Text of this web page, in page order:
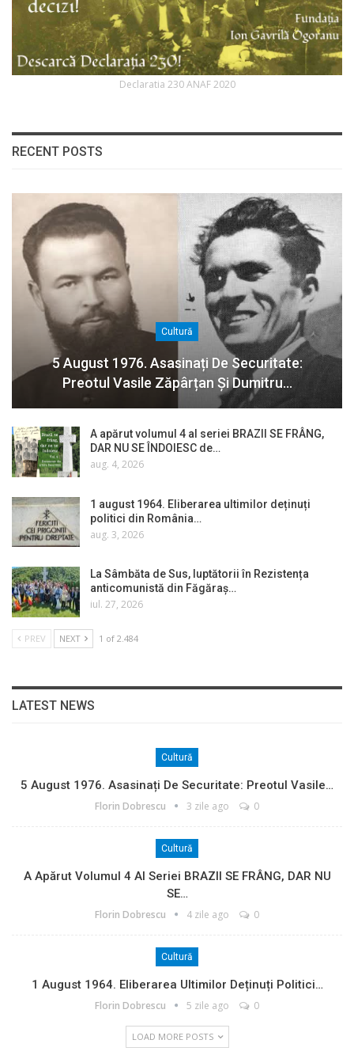
Declaratia 230 ANAF 2020
RECENT POSTS
Cultură
5 August 1976. Asasinați De Securitate:
Preotul Vasile Zăpârțan Și Dumitru…
A apărut volumul 4 al seriei BRAZII SE FRÂNG,
DAR NU SE ÎNDOIESC de…
aug. 4, 2026
1 august 1964. Eliberarea ultimilor deținuți
politici din România…
aug. 3, 2026
La Sâmbăta de Sus, luptătorii în Rezistența
anticomunistă din Făgăraș…
iul. 27, 2026
PREV NEXT 1 of 2.484
LATEST NEWS
Cultură
5 August 1976. Asasinați De Securitate: Preotul Vasile…
Florin Dobrescu 3 zile ago 0
Cultură
A Apărut Volumul 4 Al Seriei BRAZII SE FRÂNG, DAR NU
SE…
Florin Dobrescu 4 zile ago 0
Cultură
1 August 1964. Eliberarea Ultimilor Deținuți Politici…
Florin Dobrescu 5 zile ago 0
LOAD MORE POSTS